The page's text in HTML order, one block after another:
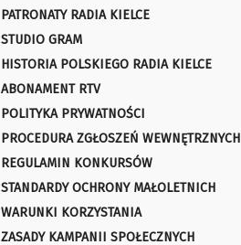
PATRONATY RADIA KIELCE
STUDIO GRAM
HISTORIA POLSKIEGO RADIA KIELCE
ABONAMENT RTV
POLITYKA PRYWATNOŚCI
PROCEDURA ZGŁOSZEŃ WEWNĘTRZNYCH
REGULAMIN KONKURSÓW
STANDARDY OCHRONY MAŁOLETNICH
WARUNKI KORZYSTANIA
ZASADY KAMPANII SPOŁECZNYCH